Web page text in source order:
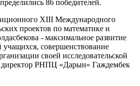
86 победителей.
XIII Международного
проектов по математике и
- максимальное развитие
учащихся, совершенствование
своей исследовательской
директор РНПЦ «Дарын» Гаждембек